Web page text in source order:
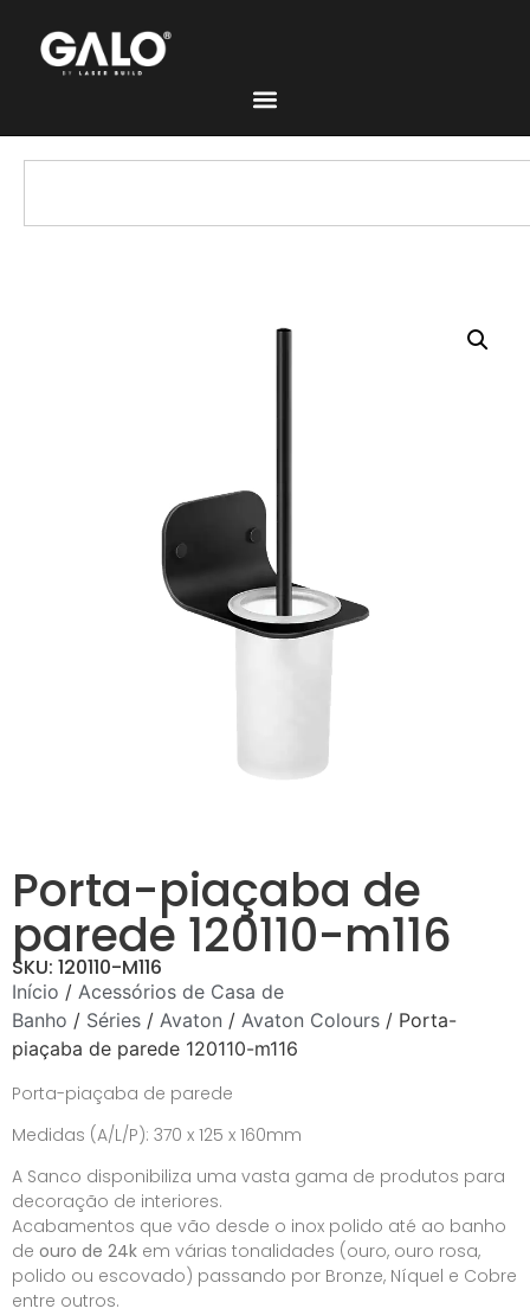
Porta-piaçaba de
parede 120110-m116
SKU: 120110-M116
Início / Acessórios de Casa de
Banho / Séries / Avaton / Avaton Colours / Porta-
piaçaba de parede 120110-m116
Porta-piaçaba de parede
Medidas (A/L/P): 370 x 125 x 160mm
A Sanco disponibiliza uma vasta gama de produtos para
decoração de interiores.
Acabamentos que vão desde o inox polido até ao banho
de ouro de 24k em várias tonalidades (ouro, ouro rosa,
polido ou escovado) passando por Bronze, Níquel e Cobre
entre outros.